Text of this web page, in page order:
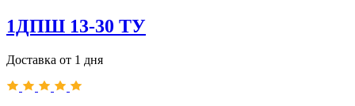
1ДПШ 13-30 ТУ
Доставка от 1 дня